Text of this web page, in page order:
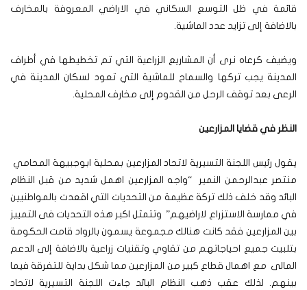
قائمة في ظل التوسع السكاني في الاراضي المعروفة بالمخارف
بالاضافة إلى تزايد عدد الماشية.
ويضيف كرعاه نرى أن المشاريع الزراعية التي تم تخطيطها في أطراف
المدينة يجب تركها والسماح للماشية التي تعود لسكان المدينة في
الرعى بعد توقف الرحل من القدوم إلى مخارف المحلية.
النظر في قضايا المزارعين
يقول رئيس اللجنة التسيرية لاتحاد المزارعين بمحلية ابوجبيهة المحامي
منتصر عبدالرحمن النمير “واجه المزارعين اهمل شديد من قبل النظام
البائد وقد خلف ذلك تركة عظيمة من التحديات التي اقعدت بالمواطنيين
في ممارسة الاستزراع لاراضيهم” وتتمثل اكبر هذه التحديات فى التمييز
بين المزارعين فقد كانت هنالك مجموعة يسمون بالرواد قامت الحكومة
بتلبيت جميع احياجاتهم من تقاوي وتقنيات زراعية بالاضافة إلى الدعم
المالى مع اهمال قطاع كبير من المزارعين مما شكل بداية للتفرقة فيما
بينهم. لذلك عقب ذهب النظام البائد جاءت اللجنة التسيرية لاتحاد